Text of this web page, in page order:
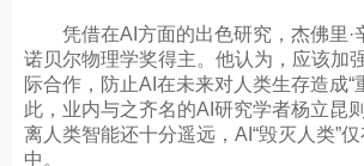
凭借在AI方面的出色研究，杰佛里·
诺贝尔物理学奖得主。他认为，应该加
际合作，防止AI在未来对人类生存造成“
此，业内与之齐名的AI研究学者杨立昆
离人类智能还十分遥远，AI“毁灭人类”
中。